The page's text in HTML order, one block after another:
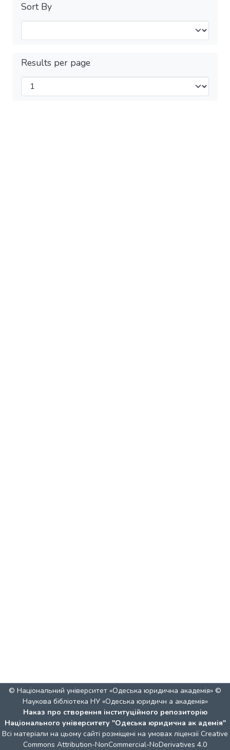
Sort By
Results per page
© Національний університет «Одеська юридична академія» ©
Наукова бібліотека НУ «Одеська юридичн а академія»
Наказ про створення інституційного репозиторію
Національного університету "Одеська юридична ак адемія"
Всі матеріали на цьому сайті розміщені на умовах ліцензії Creative
Commons Attribution-NonCommercial-NoDerivatives 4.0